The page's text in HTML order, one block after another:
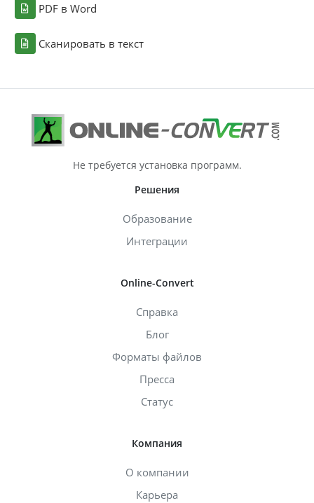
PDF в Word
Сканировать в текст
Не требуется установка программ.
Решения
Образование
Интеграции
Online-Convert
Справка
Блог
Форматы файлов
Пресса
Статус
Компания
О компании
Карьера